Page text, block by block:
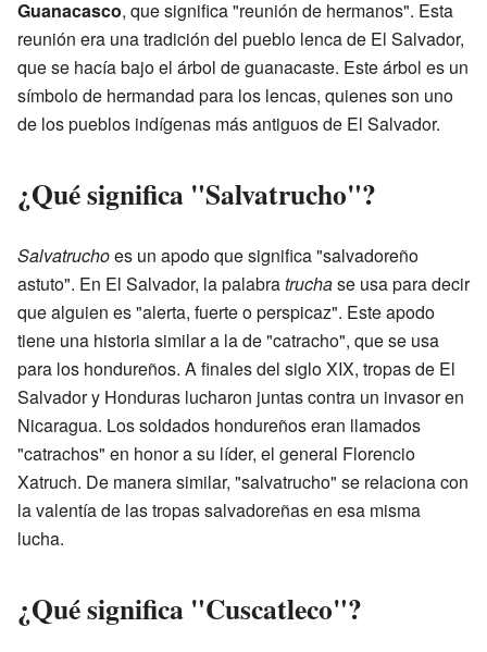
Guanacasco, que significa "reunión de hermanos". Esta
reunión era una tradición del pueblo lenca de El Salvador,
que se hacía bajo el árbol de guanacaste. Este árbol es un
símbolo de hermandad para los lencas, quienes son uno
de los pueblos indígenas más antiguos de El Salvador.
¿Qué significa "Salvatrucho"?
Salvatruchoes un apodo que significa "salvadoreño
astuto". En El Salvador, la palabratruchase usa para decir
que alguien es "alerta, fuerte o perspicaz". Este apodo
tiene una historia similar a la de "catracho", que se usa
para los hondureños. A finales del siglo XIX, tropas de El
Salvador y Honduras lucharon juntas contra un invasor en
Nicaragua. Los soldados hondureños eran llamados
"catrachos" en honor a su líder, el general Florencio
Xatruch. De manera similar, "salvatrucho" se relaciona con
la valentía de las tropas salvadoreñas en esa misma
lucha.
¿Qué significa "Cuscatleco"?